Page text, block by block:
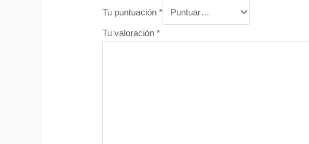
Tu puntuación*
Tu valoración*